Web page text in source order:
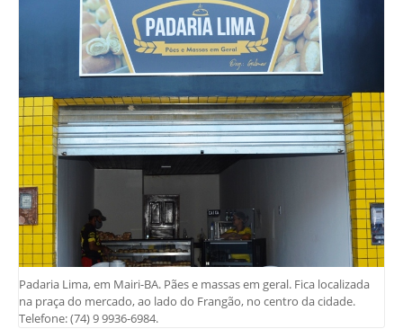
Padaria Lima, em Mairi-BA. Pães e massas em geral. Fica localizada
na praça do mercado, ao lado do Frangão, no centro da cidade.
Telefone: (74) 9 9936-6984.